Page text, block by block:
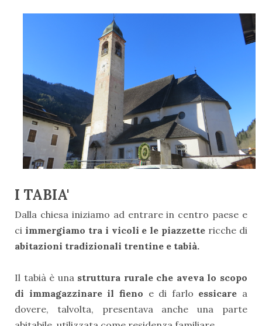
I TABIA'
Dalla chiesa iniziamo ad entrare in centro paese e
ci immergiamo tra i vicoli e le piazzette ricche di
abitazioni tradizionali trentine e tabià.
Il tabià è una struttura rurale che aveva lo scopo
di immagazzinare il fieno e di farlo essicare a
dovere, talvolta, presentava anche una parte